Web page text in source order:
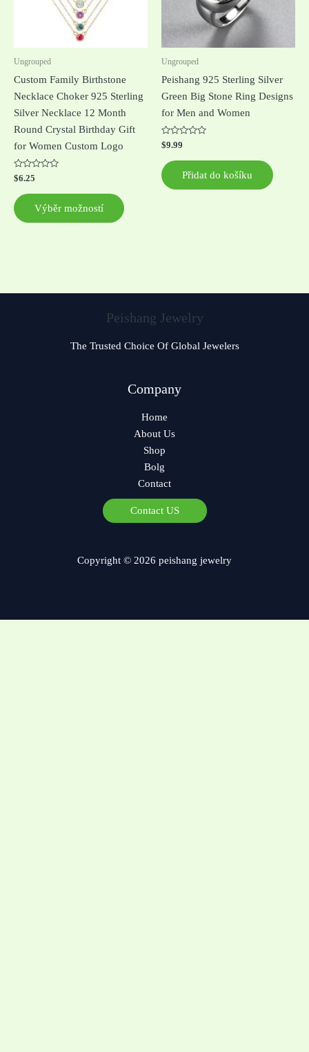
Ungrouped
Custom Family Birthstone
Necklace Choker 925 Sterling
Silver Necklace 12 Month
Round Crystal Birthday Gift
for Women Custom Logo
Hodnocení
0
5
$6.25
Výběr možností
Ungrouped
Peishang 925 Sterling Silver
Green Big Stone Ring Designs
for Men and Women
Hodnocení
0
5
$9.99
Přidat do košíku
Peishang Jewelry
The Trusted Choice Of Global Jewelers
Company
Home
About Us
Shop
Bolg
Contact
Contact US
Copyright © 2026 peishang jewelry